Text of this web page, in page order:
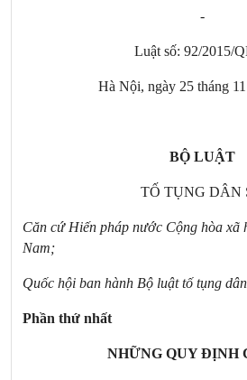
-
Luật số: 92/2015/
Hà Nội, ngày 25 tháng
BỘ LUẬT
TỐ TỤNG DÂN
Căn cứ Hiến pháp nước Cộng hòa xã
Nam;
Quốc hội ban hành Bộ luật tố tụng
Phần thứ nhất
NHỮNG QUY ĐỊNH